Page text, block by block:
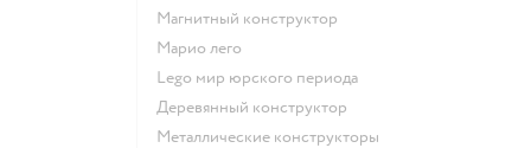
Магнитный конструктор
Марио лего
Lego мир юрского периода
Деревянный конструктор
Металлические конструкторы